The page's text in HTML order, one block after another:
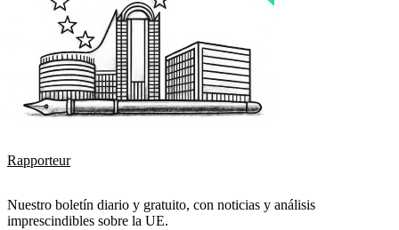
Rapporteur
Nuestro boletín diario y gratuito, con noticias y análisis
imprescindibles sobre la UE.